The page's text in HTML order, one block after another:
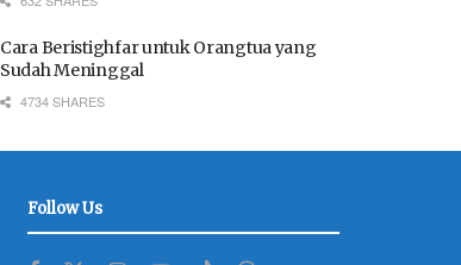
Cara Beristighfar untuk Orangtua yang
Sudah Meninggal
4734 SHARES
Follow Us